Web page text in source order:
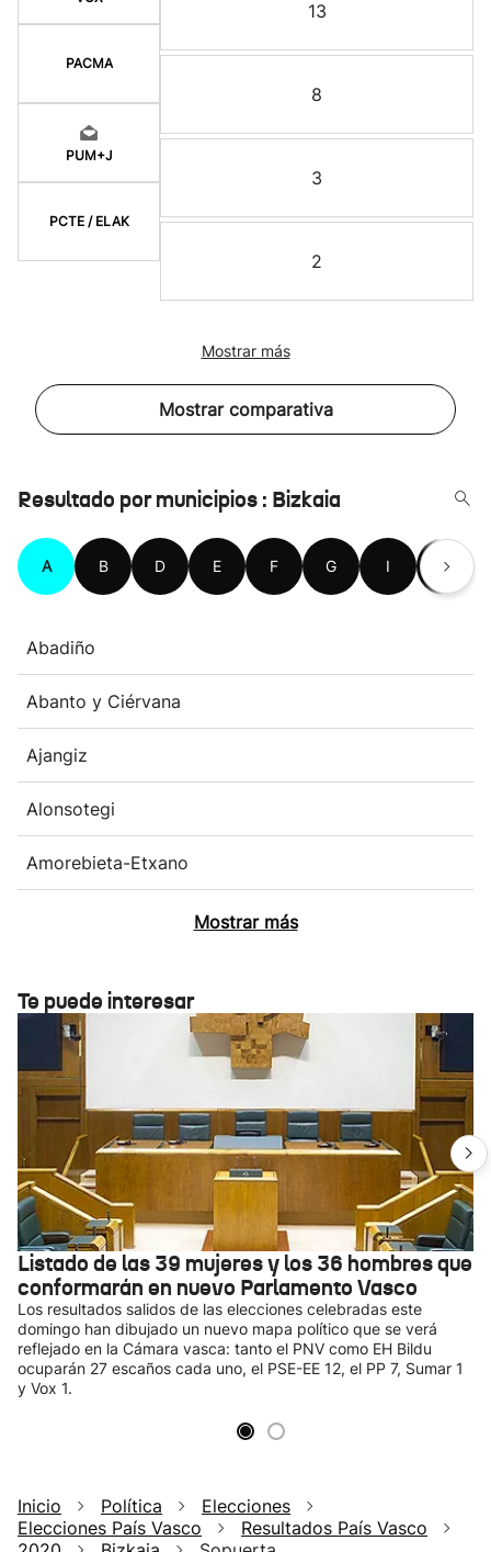
PACMA
PUM+J
PCTE / ELAK
13
8
3
2
Mostrar más
Mostrar comparativa
Resultado por municipios : Bizkaia
A B D E F G I K
Abadiño
Abanto y Ciérvana
Ajangiz
Alonsotegi
Amorebieta-Etxano
Mostrar más
Te puede interesar
Listado de las 39 mujeres y los 36 hombres que
conformarán en nuevo Parlamento Vasco
Los resultados salidos de las elecciones celebradas este
domingo han dibujado un nuevo mapa político que se verá
reflejado en la Cámara vasca: tanto el PNV como EH Bildu
ocuparán 27 escaños cada uno, el PSE-EE 12, el PP 7, Sumar 1
y Vox 1.
Inicio Política
Elecciones
Elecciones País Vasco
Resultados País Vasco